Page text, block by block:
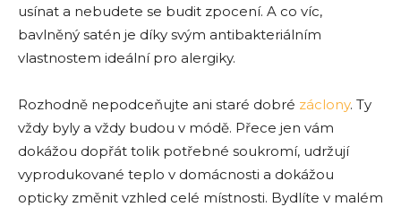
usínat a nebudete se budit zpocení. A co víc,
bavlněný satén je díky svým antibakteriálním
vlastnostem ideální pro alergiky.
Rozhodně nepodceňujte ani staré dobré záclony. Ty
vždy byly a vždy budou v módě. Přece jen vám
dokážou dopřát tolik potřebné soukromí, udržují
vyprodukované teplo v domácnosti a dokážou
opticky změnit vzhled celé místnosti. Bydlíte v malém